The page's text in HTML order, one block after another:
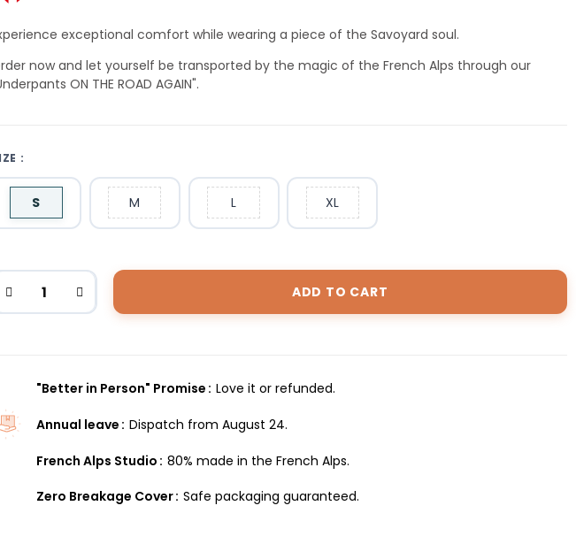
exceptional comfort while wearing a piece of the Savoyard soul.
now and let yourself be transported by the magic of the French Alps through our
ON THE ROAD AGAIN".
:
S M L XL
ADD TO CART
"Better in Person" Promise Love it or refunded.
Annual leave Dispatch from August 24.
French Alps Studio 80% made in the French Alps.
Zero Breakage Cover Safe packaging guaranteed.